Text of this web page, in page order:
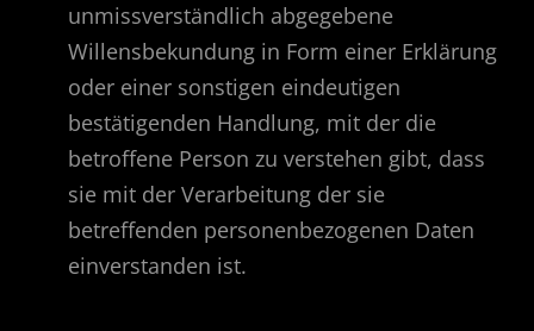
unmissverständlich abgegebene
Willensbekundung in Form einer Erklärung
oder einer sonstigen eindeutigen
bestätigenden Handlung, mit der die
betroffene Person zu verstehen gibt, dass
sie mit der Verarbeitung der sie
betreffenden personenbezogenen Daten
einverstanden ist.